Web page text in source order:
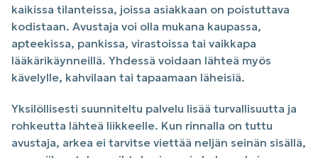
kaikissa tilanteissa, joissa asiakkaan on poistuttava
kodistaan. Avustaja voi olla mukana kaupassa,
apteekissa, pankissa, virastoissa tai vaikkapa
lääkärikäynneillä. Yhdessä voidaan lähteä myös
kävelylle, kahvilaan tai tapaamaan läheisiä.
Yksilöllisesti suunniteltu palvelu lisää turvallisuutta ja
rohkeutta lähteä liikkeelle. Kun rinnalla on tuttu
avustaja, arkea ei tarvitse viettää neljän seinän sisällä,